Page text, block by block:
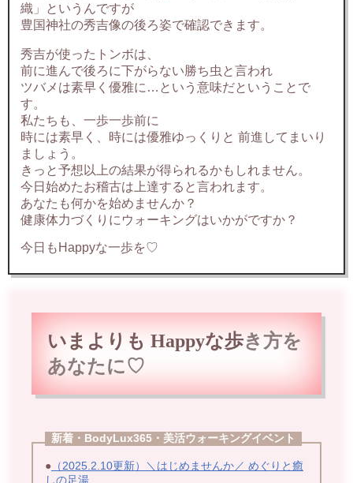
織」というんですが
豊国神社の秀吉像の後ろ姿で確認できます。
秀吉が使ったトンボは、
前に進んで後ろに下がらない勝ち虫と言われ
ツバメは素早く優雅に…という意味だということで
す。
私たちも、一歩一歩前に
時には素早く、時には優雅ゆっくりと 前進してまいり
ましょう。
きっと予想以上の結果が得られるかもしれません。
今日始めたお稽古は上達すると言われます。
あなたも何かを始めませんか？
健康体力づくりにウォーキングはいかがですか？
今日もHappyな一歩を♡
いまよりも Happyな歩き方を
あなたに♡
新着・BodyLux365・美活ウォーキングイベント
● （2025.2.10更新）＼はじめませんか／ めぐりと癒
しの足湯